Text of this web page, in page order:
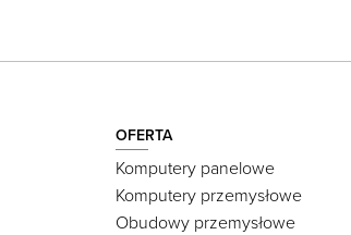
OFERTA
Komputery panelowe
Komputery przemysłowe
Obudowy przemysłowe